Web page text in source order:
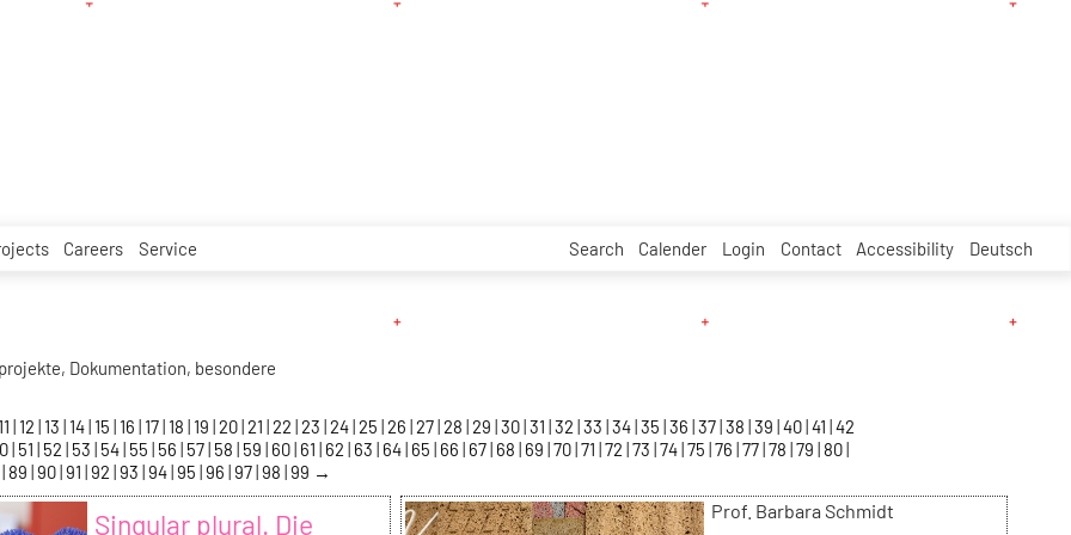
Careers Service Search Calender Login Contact Accessibility Deutsch
Dokumentation, besondere
11 12 13 14 15 16 17 18 19 20 21 22 23 24 25 26 27 28 29 30 31 32 33 34 35 36 37 38 39 40 41 42
51 52 53 54 55 56 57 58 59 60 61 62 63 64 65 66 67 68 69 70 71 72 73 74 75 76 77 78 79 80
89 90 91 92 93 94 95 96 97 98 99 →
Singular plural. Die
Prof. Barbara Schmidt